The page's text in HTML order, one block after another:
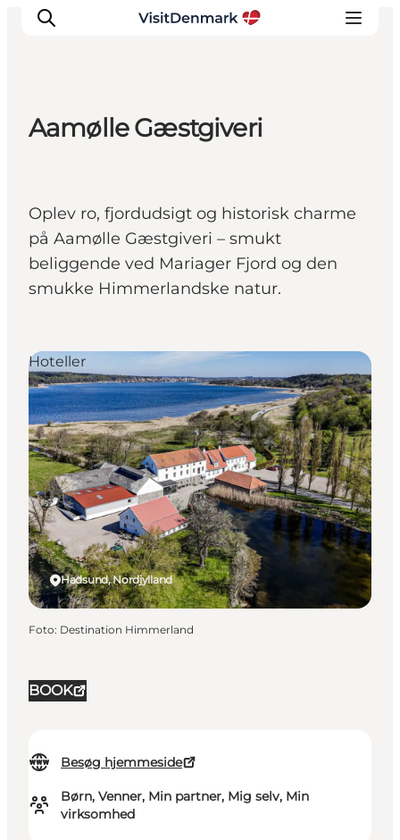
Oplevelser
Overnatning
Planlæg ferien
Aamølle Gæstgiveri
Oplev ro, fjordudsigt og historisk charme
på Aamølle Gæstgiveri – smukt
beliggende ved Mariager Fjord og den
smukke Himmerlandske natur.
BOOK
Besøg hjemmeside
Børn, Venner, Min partner, Mig selv, Min
virksomhed
Hadsund, Nordjylland
Hoteller
Foto: Destination Himmerland